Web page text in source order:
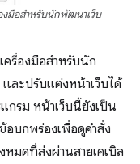
งมือสำหรับนักพัฒนาเว็บ
รื่องมือสำหรับนัก
ละปรับแต่งหน้าเว็บได้
กรม หน้าเว็บนี้ยังเป็น
อบกพร่องเพื่อดูคำสั่ง
มดที่ส่งผ่านสายเคเบิล